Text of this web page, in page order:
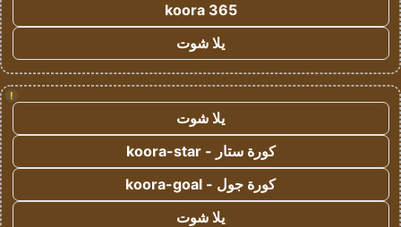
koora 365
يلا شوت
!
يلا شوت
كورة ستار - koora-star
كورة جول - koora-goal
يلا شوت